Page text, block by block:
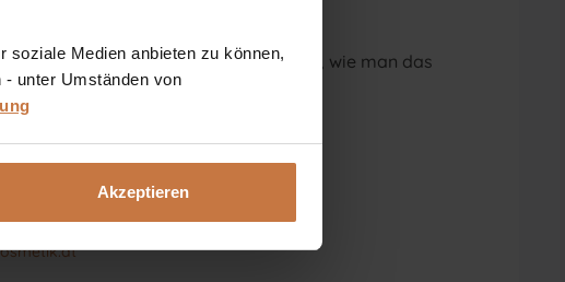
soziale Medien anbieten zu können,
unter Umständen von
Akzeptieren
oder wollen nur wissen, wie man das